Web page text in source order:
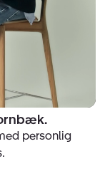
personlig